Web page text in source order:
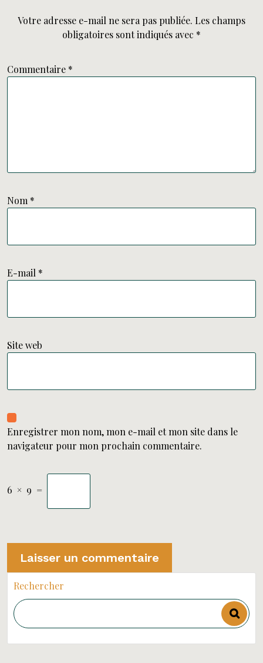
Votre adresse e-mail ne sera pas publiée. Les champs
obligatoires sont indiqués avec *
Commentaire *
Nom *
E-mail *
Site web
Enregistrer mon nom, mon e-mail et mon site dans le
navigateur pour mon prochain commentaire.
6 × 9 =
Rechercher